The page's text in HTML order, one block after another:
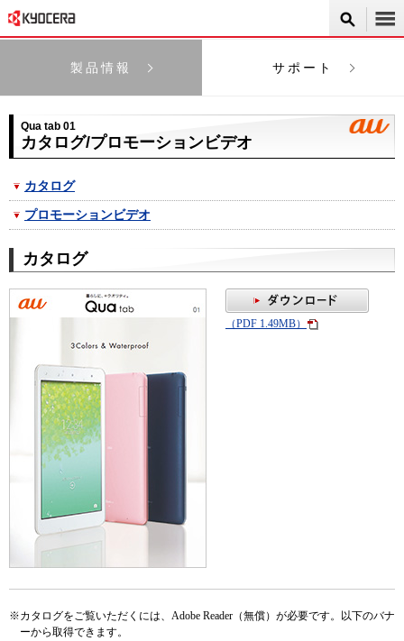
製品情報 サポート
Qua tab 01
カタログ/プロモーションビデオ
カタログ
プロモーションビデオ
カタログ
（PDF 1.49MB）
※カタログをご覧いただくには、Adobe Reader（無償）が必要です。以下のバナ
ーから取得できます。